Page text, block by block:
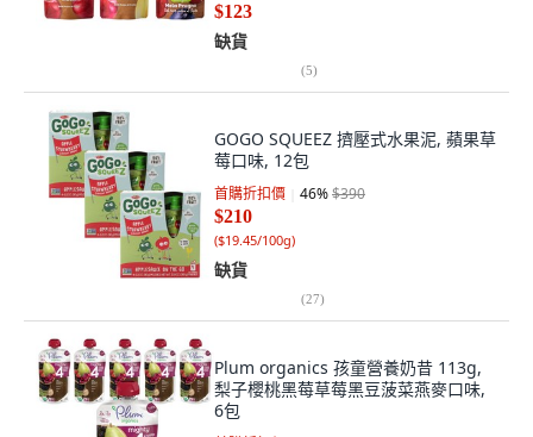
$123
缺貨
(5)
GOGO SQUEEZ 擠壓式水果泥, 蘋果草
莓口味, 12包
首購折扣價 46%$390
$210
($19.45/100g)
缺貨
(27)
Plum organics 孩童營養奶昔 113g,
梨子櫻桃黑莓草莓黑豆菠菜燕麥口味,
6包